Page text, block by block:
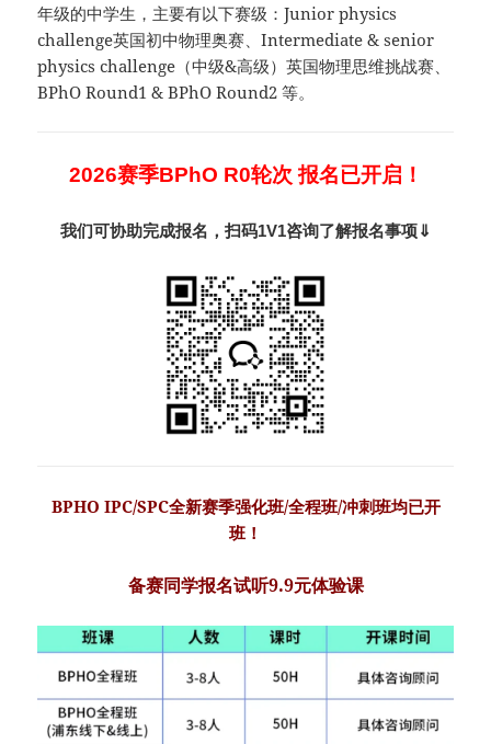
年级的中学生，主要有以下赛级：Junior physics
challenge英国初中物理奥赛、Intermediate & senior
physics challenge（中级&高级）英国物理思维挑战赛、
BPhO Round1 & BPhO Round2 等。
2026赛季BPhO R0轮次 报名已开启！
我们可协助完成报名，扫码1V1咨询了解报名事项⇓
BPHO IPC/SPC全新赛季强化班/全程班/冲刺班均已开
班！
备赛同学报名试听9.9元体验课